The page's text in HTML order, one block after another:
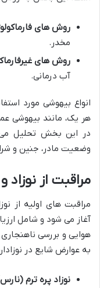
روش های
مخدر.
روش های
آب درمانی.
انواع بیهوشی مورد
هر یک، مانند بیهوشی
در این بخش تحلیل
وضعیت مادر، جنین و
مراقبت از
مراقبت های اولیه از
آغاز می شود و شامل
هوایی و بررسی
به عوارض شایع در
نوزاد پره ترم